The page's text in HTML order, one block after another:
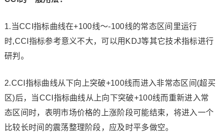
1.当CCI指标曲线在+100线～-100线的常态区间里运行
时,CCI指标参考意义不大，可以用KDJ等其它技术指标进行
研判。
2.CCI指标曲线从下向上突破+100线而进入非常态区间(超买
区)后，当CCI指标曲线从上向下突破+100线而重新进入常
态区间时，表明市场价格的上涨阶段可能结束，将进入一个
比较长时间的震荡整理阶段，应及时平多做空。